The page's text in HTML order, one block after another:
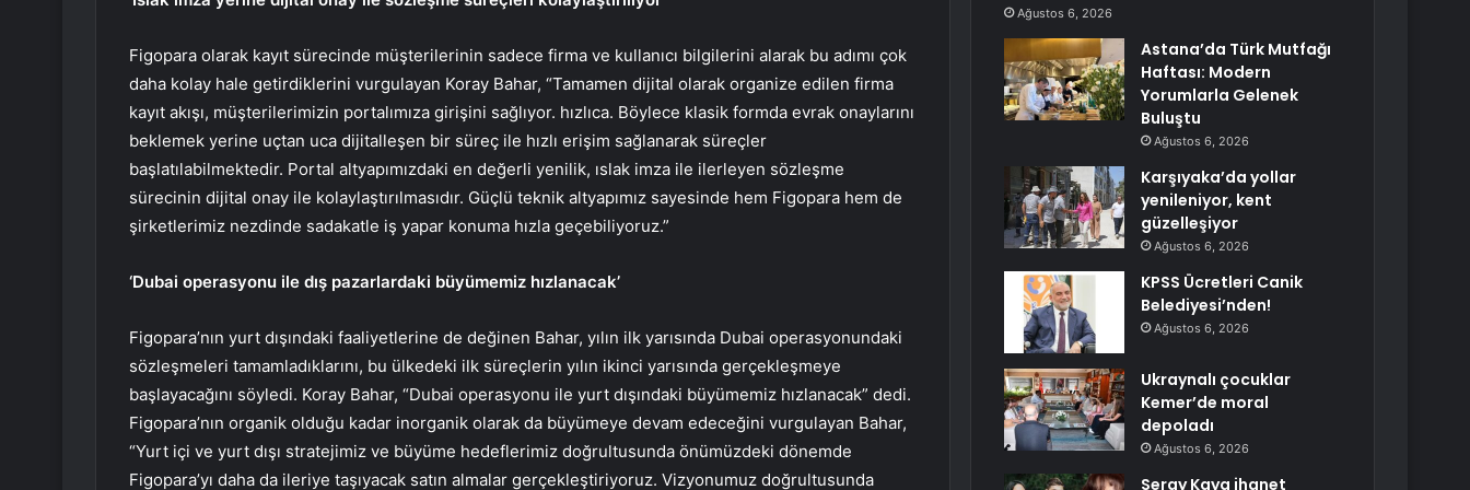
Figopara olarak kayıt sürecinde müşterilerinin sadece firma ve kullanıcı bilgilerini alarak bu adımı çok
daha kolay hale getirdiklerini vurgulayan Koray Bahar, “Tamamen dijital olarak organize edilen firma
kayıt akışı, müşterilerimizin portalımıza girişini sağlıyor. hızlıca. Böylece klasik formda evrak onaylarını
beklemek yerine uçtan uca dijitalleşen bir süreç ile hızlı erişim sağlanarak süreçler
başlatılabilmektedir. Portal altyapımızdaki en değerli yenilik, ıslak imza ile ilerleyen sözleşme
sürecinin dijital onay ile kolaylaştırılmasıdır. Güçlü teknik altyapımız sayesinde hem Figopara hem de
şirketlerimiz nezdinde sadakatle iş yapar konuma hızla geçebiliyoruz.”
‘Dubai operasyonu ile dış pazarlardaki büyümemiz hızlanacak’
Figopara’nın yurt dışındaki faaliyetlerine de değinen Bahar, yılın ilk yarısında Dubai operasyonundaki
sözleşmeleri tamamladıklarını, bu ülkedeki ilk süreçlerin yılın ikinci yarısında gerçekleşmeye
başlayacağını söyledi. Koray Bahar, “Dubai operasyonu ile yurt dışındaki büyümemiz hızlanacak” dedi.
Figopara’nın organik olduğu kadar inorganik olarak da büyümeye devam edeceğini vurgulayan Bahar,
“Yurt içi ve yurt dışı stratejimiz ve büyüme hedeflerimiz doğrultusunda önümüzdeki dönemde
Figopara’yı daha da ileriye taşıyacak satın almalar gerçekleştiriyoruz. Vizyonumuz doğrultusunda
Ağustos 6, 2026
Astana’da Türk Mutfağı
Haftası: Modern
Yorumlarla Gelenek
Buluştu
Ağustos 6, 2026
Karşıyaka’da yollar
yenileniyor, kent
güzelleşiyor
Ağustos 6, 2026
KPSS Ücretleri Canik
Belediyesi’nden!
Ağustos 6, 2026
Ukraynalı çocuklar
Kemer’de moral
depoladı
Ağustos 6, 2026
Seray Kaya ihanet